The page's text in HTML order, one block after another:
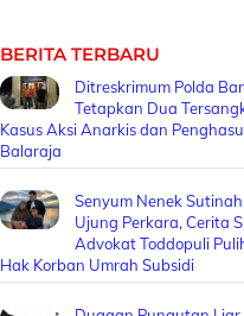
BERITA TERBARU
Ditreskrimum Polda
Tetapkan Dua
Kasus Aksi Anarkis dan
Balaraja
Senyum Nenek
Ujung Perkara, Cerita
Advokat Toddopuli
Hak Korban Umrah Subsidi